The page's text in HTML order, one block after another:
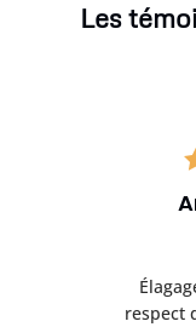
Les
respect